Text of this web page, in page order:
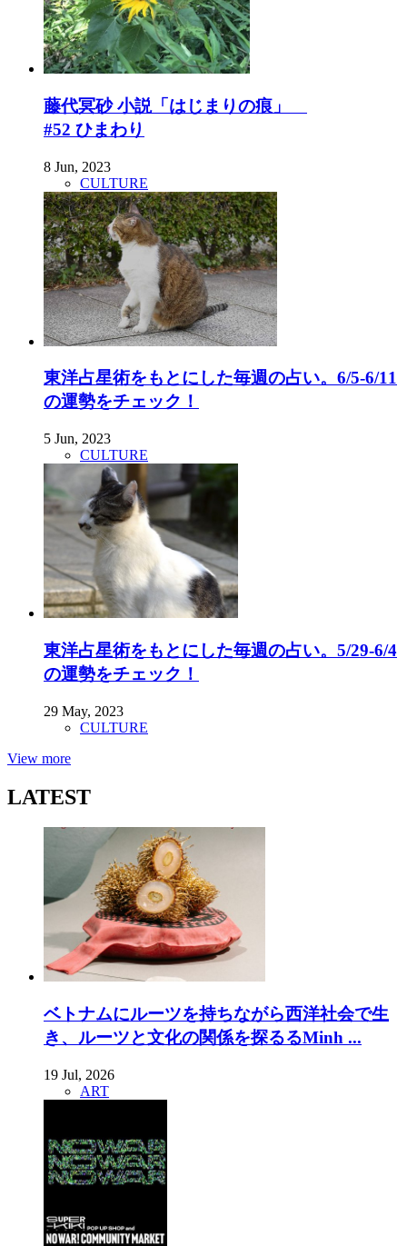
藤代冥砂 小説「はじまりの痕」
#52 ひまわり
8 Jun, 2023
CULTURE
東洋占星術をもとにした毎週の占い。6/5-6/11
の運勢をチェック！
5 Jun, 2023
CULTURE
東洋占星術をもとにした毎週の占い。5/29-6/4
の運勢をチェック！
29 May, 2023
CULTURE
View more
LATEST
ベトナムにルーツを持ちながら西洋社会で生
き、ルーツと文化の関係を探るるMinh ...
19 Jul, 2026
ART